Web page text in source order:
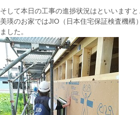
そして本日の工事の進捗状況はといいますと
美瑛のお家ではJIO（日本住宅保証検査機構
ました。